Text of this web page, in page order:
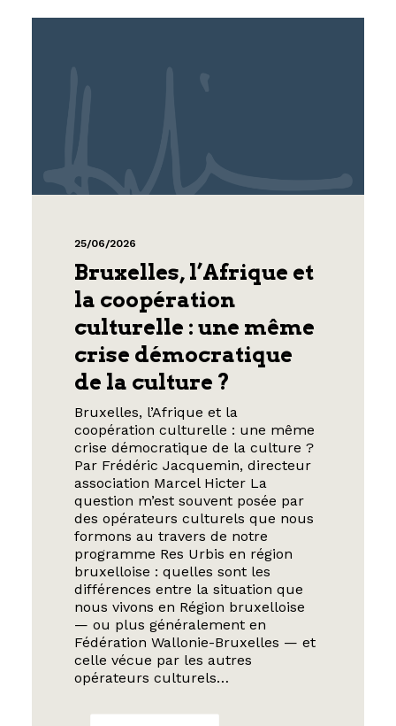
25/06/2026
Bruxelles, l’Afrique et
la coopération
culturelle : une même
crise démocratique
de la culture ?
Bruxelles, l’Afrique et la
coopération culturelle : une même
crise démocratique de la culture ?
Par Frédéric Jacquemin, directeur
association Marcel Hicter La
question m’est souvent posée par
des opérateurs culturels que nous
formons au travers de notre
programme Res Urbis en région
bruxelloise : quelles sont les
différences entre la situation que
nous vivons en Région bruxelloise
— ou plus généralement en
Fédération Wallonie-Bruxelles — et
celle vécue par les autres
opérateurs culturels…